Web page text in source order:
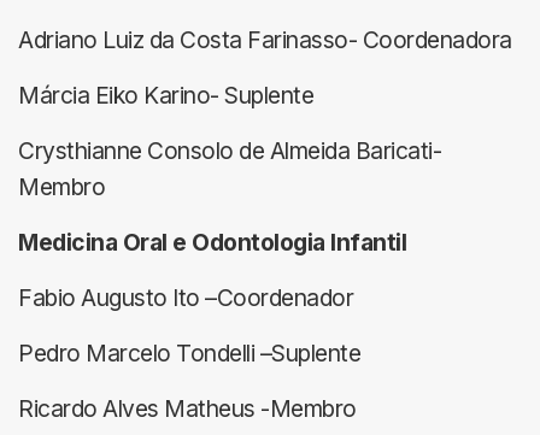
Adriano Luiz da Costa Farinasso- Coordenadora
Márcia Eiko Karino- Suplente
Crysthianne Consolo de Almeida Baricati-
Membro
Medicina Oral e Odontologia Infantil
Fabio Augusto Ito –Coordenador
Pedro Marcelo Tondelli –Suplente
Ricardo Alves Matheus -Membro